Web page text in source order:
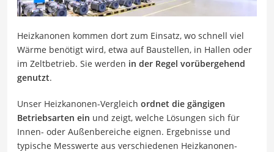
Heizkanonen kommen dort zum Einsatz, wo schnell viel
Wärme benötigt wird, etwa auf Baustellen, in Hallen oder
im Zeltbetrieb. Sie werden in der Regel vorübergehend
genutzt.
Unser Heizkanonen-Vergleich ordnet die gängigen
Betriebsarten ein und zeigt, welche Lösungen sich für
Innen- oder Außenbereiche eignen. Ergebnisse und
typische Messwerte aus verschiedenen Heizkanonen-